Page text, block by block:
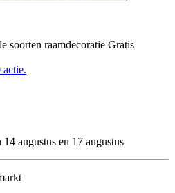
soorten raamdecoratie Gratis
actie.
augustus en 17 augustus